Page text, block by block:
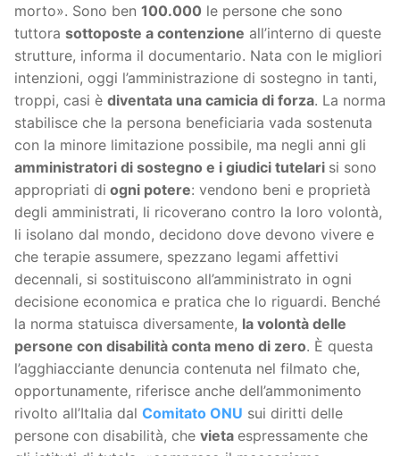
morto». Sono ben 100.000 le persone che sono
tuttora sottoposte a contenzione all’interno di queste
strutture, informa il documentario. Nata con le migliori
intenzioni, oggi l’amministrazione di sostegno in tanti,
troppi, casi è diventata una camicia di forza. La norma
stabilisce che la persona beneficiaria vada sostenuta
con la minore limitazione possibile, ma negli anni gli
amministratori di sostegno e i giudici tutelari si sono
appropriati di ogni potere: vendono beni e proprietà
degli amministrati, li ricoverano contro la loro volontà,
li isolano dal mondo, decidono dove devono vivere e
che terapie assumere, spezzano legami affettivi
decennali, si sostituiscono all’amministrato in ogni
decisione economica e pratica che lo riguardi. Benché
la norma statuisca diversamente, la volontà delle
persone con disabilità conta meno di zero. È questa
l’agghiacciante denuncia contenuta nel filmato che,
opportunamente, riferisce anche dell’ammonimento
rivolto all’Italia dal Comitato ONU sui diritti delle
persone con disabilità, che vieta espressamente che